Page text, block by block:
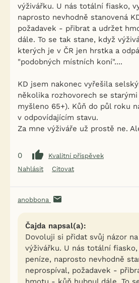
výživářku. U nás totální fiasko,
naprosto nevhodně stanovená
požadavek - přibrat a udržet
dále. To se tak stane, když
kterých je v ČR jen hrstka a
"podobných místních koní"....
KD jsem nakonec vyřešila
několika rozhovorech se
myšleno 65+). Kůň do půl roku
v odpovídajícím stavu.
Za mne výživáře už prostě ne.
0
Kvalitní příspěvek
Nahlásit
Citovat
anobbona
Čajda napsal(a):
Dovoluji si přidat svůj názor
výživářku. U nás totální fiasko,
peníze, naprosto nevhodně
neprospíval, požadavek -